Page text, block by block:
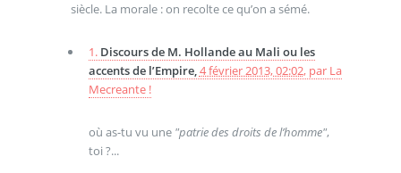
siècle. La morale : on recolte ce qu’on a sémé.
1. Discours de M. Hollande au Mali ou les
accents de l’Empire,4 février 2013, 02:02, par La
Mecreante !
où as-tu vu une "patrie des droits de l’homme",
toi ?...